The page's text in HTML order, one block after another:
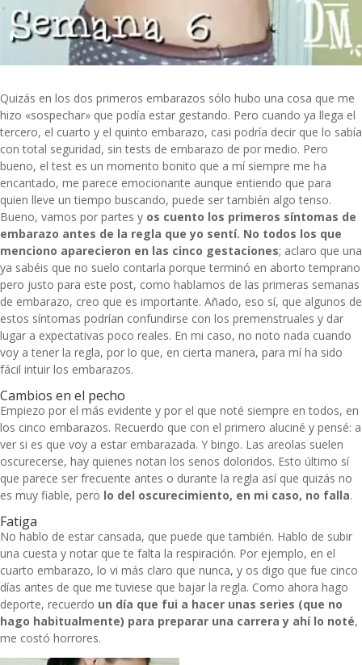
Quizás en los dos primeros embarazos sólo hubo una cosa que me
hizo «sospechar» que podía estar gestando. Pero cuando ya llega el
tercero, el cuarto y el quinto embarazo, casi podría decir que lo sabía
con total seguridad, sin tests de embarazo de por medio. Pero
bueno, el test es un momento bonito que a mí siempre me ha
encantado, me parece emocionante aunque entiendo que para
quien lleve un tiempo buscando, puede ser también algo tenso.
Bueno, vamos por partes y os cuento los primeros síntomas de
embarazo antes de la regla que yo sentí. No todos los que
menciono aparecieron en las cinco gestaciones; aclaro que una
ya sabéis que no suelo contarla porque terminó en aborto temprano
pero justo para este post, como hablamos de las primeras semanas
de embarazo, creo que es importante. Añado, eso sí, que algunos de
estos síntomas podrían confundirse con los premenstruales y dar
lugar a expectativas poco reales. En mi caso, no noto nada cuando
voy a tener la regla, por lo que, en cierta manera, para mí ha sido
fácil intuir los embarazos.
Cambios en el pecho
Empiezo por el más evidente y por el que noté siempre en todos, en
los cinco embarazos. Recuerdo que con el primero aluciné y pensé: a
ver si es que voy a estar embarazada. Y bingo. Las areolas suelen
oscurecerse, hay quienes notan los senos doloridos. Esto último sí
que parece ser frecuente antes o durante la regla así que quizás no
es muy fiable, pero lo del oscurecimiento, en mi caso, no falla.
Fatiga
No hablo de estar cansada, que puede que también. Hablo de subir
una cuesta y notar que te falta la respiración. Por ejemplo, en el
cuarto embarazo, lo vi más claro que nunca, y os digo que fue cinco
días antes de que me tuviese que bajar la regla. Como ahora hago
deporte, recuerdo un día que fui a hacer unas series (que no
hago habitualmente) para preparar una carrera y ahí lo noté,
me costó horrores.